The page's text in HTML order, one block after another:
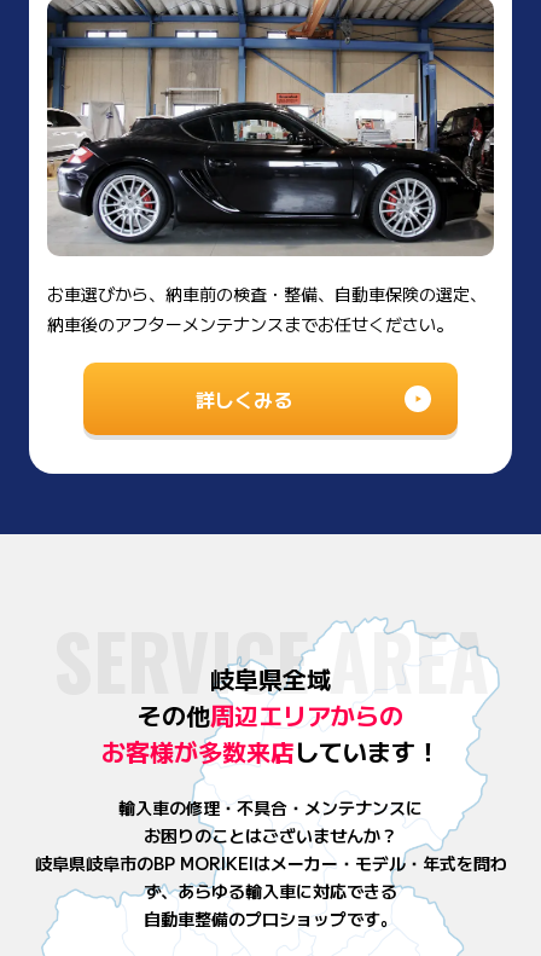
お車選びから、納車前の検査・整備、自動車保険の選定、
納車後のアフターメンテナンスまでお任せください。
詳しくみる
SERVICE AREA
岐阜県全域
その他周辺エリアからの
お客様が多数来店しています！
輸入車の修理・不具合・メンテナンスに
お困りのことはございませんか？
岐阜県岐阜市のBP MORIKEIはメーカー・モデル・年式を問わ
ず、あらゆる輸入車に対応できる
自動車整備のプロショップです。